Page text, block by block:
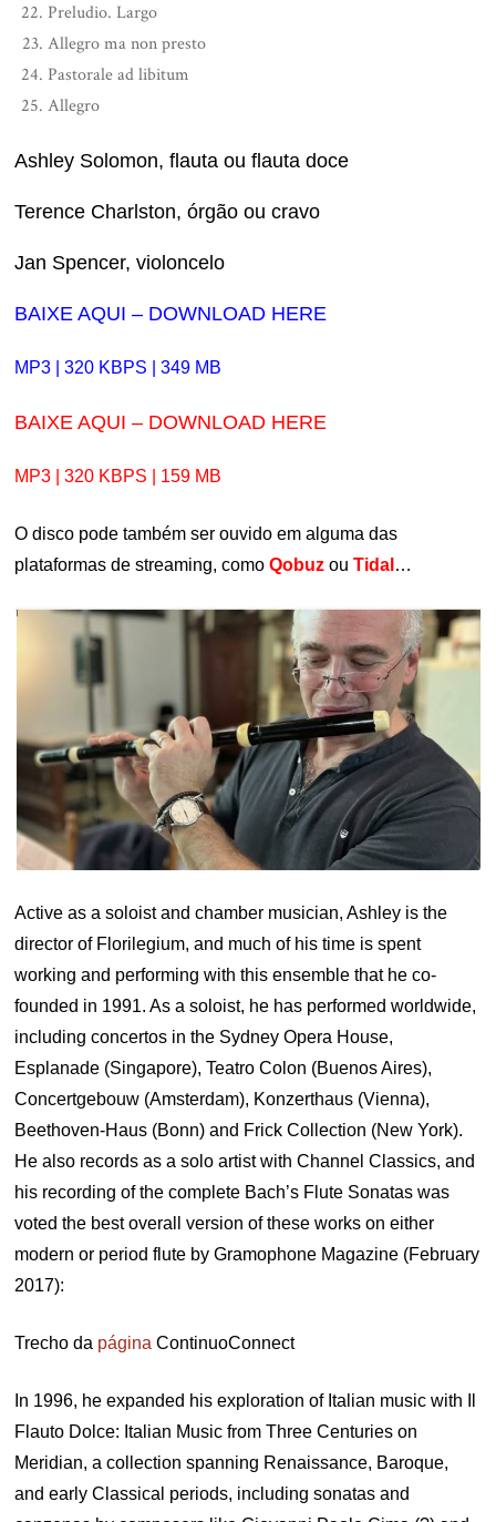
Preludio. Largo
Allegro ma non presto
Pastorale ad libitum
Allegro
Ashley Solomon, flauta ou flauta doce
Terence Charlston, órgão ou cravo
Jan Spencer, violoncelo
BAIXE AQUI – DOWNLOAD HERE
MP3 | 320 KBPS | 349 MB
BAIXE AQUI – DOWNLOAD HERE
MP3 | 320 KBPS | 159 MB
O disco pode também ser ouvido em alguma das
plataformas de streaming, comoQobuz ouTidal …
Active as a soloist and chamber musician, Ashley is the
director of Florilegium, and much of his time is spent
working and performing with this ensemble that he co-
founded in 1991. As a soloist, he has performed worldwide,
including concertos in the Sydney Opera House,
Esplanade (Singapore), Teatro Colon (Buenos Aires),
Concertgebouw (Amsterdam), Konzerthaus (Vienna),
Beethoven-Haus (Bonn) and Frick Collection (New York).
He also records as a solo artist with Channel Classics, and
his recording of the complete Bach’s Flute Sonatas was
voted the best overall version of these works on either
modern or period flute by Gramophone Magazine (February
2017):
Trecho da página ContinuoConnect
In 1996, he expanded his exploration of Italian music with Il
Flauto Dolce: Italian Music from Three Centuries on
Meridian, a collection spanning Renaissance, Baroque,
and early Classical periods, including sonatas and